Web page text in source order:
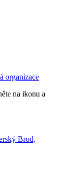
organizace
na ikonu a
Brod,